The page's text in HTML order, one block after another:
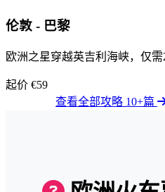
伦敦 - 巴黎
欧洲之星穿越英吉利海峡，仅需
起价 €59
查看全部攻略 10+篇